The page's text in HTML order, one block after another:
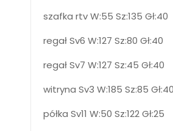
szafka rtv W:55 Sz:135 Gł:40
regał Sv6 W:127 Sz:80 Gł:40
regał Sv7 W:127 Sz:45 Gł:40
witryna Sv3 W:185 Sz:85 Gł:40
półka Sv11 W:50 Sz:122 Gł:25